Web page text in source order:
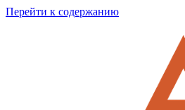
Перейти к содержанию